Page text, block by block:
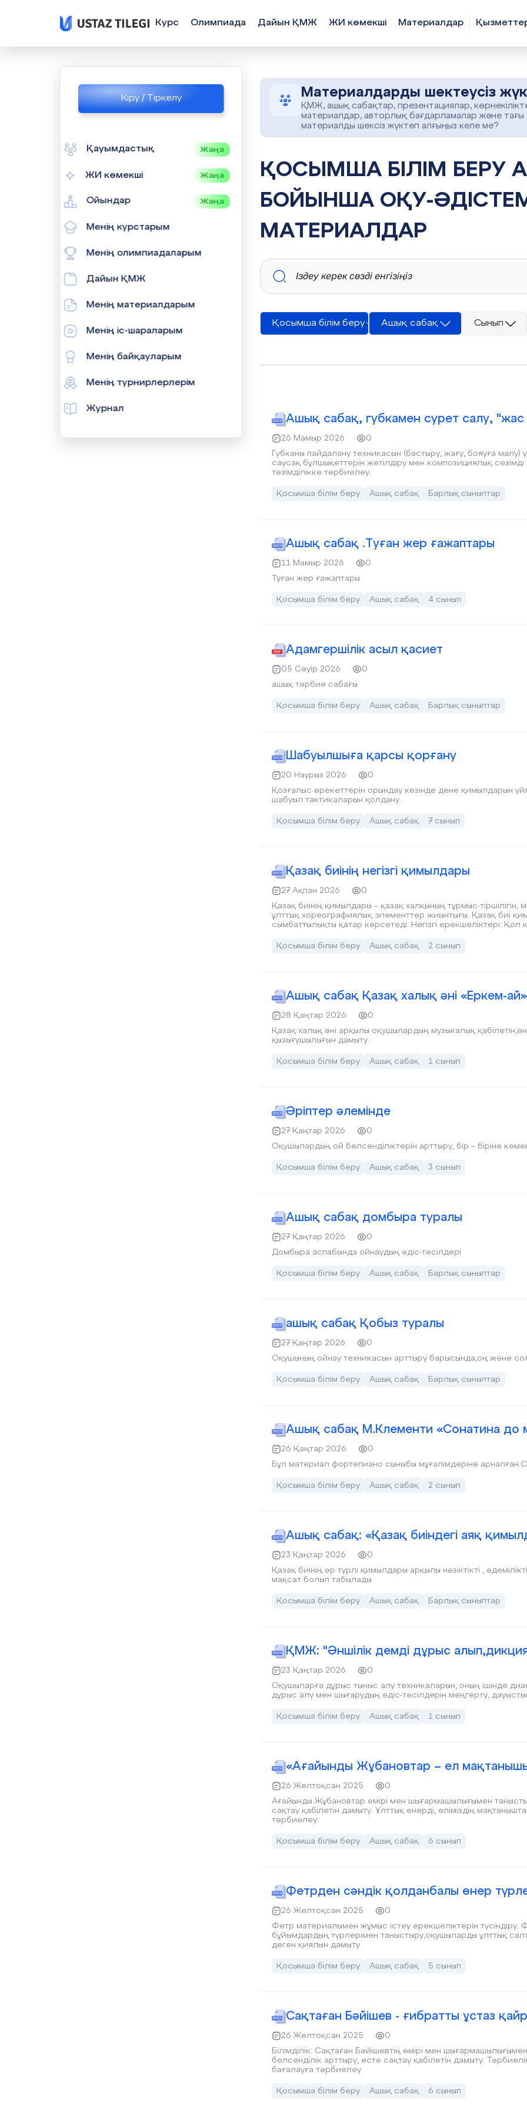
Кіру / Тіркелу
Қауымдастық Жаңа
ЖИ көмекші Жаңа
Ойындар Жаңа
Менің курстарым
Менің олимпиадаларым
Дайын ҚМЖ
Менің материалдарым
Менің іс-шараларым
Менің байқауларым
Менің турнирлерлерім
Журнал
Курс Олимпиада Дайын ҚМЖ ЖИ көмекші Материалдар
Материалдарды шектеусіз
ҚМЖ, ашық сабақтар, презентациялар,
материалдар, авторлық бағдарламалар және
материалды шексіз жүктеп алғыңыз келе ме?
ҚОСЫМША БІЛІМ БЕРУ АШЫҚ САБАҚ
БОЙЫНША ОҚУ-
МАТЕРИАЛДАР
Қосымша білім беру Ашық сабақ Сынып
Ашық сабақ, губкамен сурет салу, "жас
26 Мамыр 2026
0
Губканы пайдалану техникасын (бастыру, жағу, бояуға малу) үйрету. Қолдың ұсақ
саусақ бұлшықеттерін жетілдіру мен композициялық сезімді дамыту. Сурет салу барысында
төзімділікке тәрбиелеу.
Қосымша білім беру Ашық сабақ Барлық сыныптар
Ашық сабақ .Туған жер ғажаптары
11 Мамыр 2026
0
Туған жер ғажаптары
Қосымша білім беру Ашық сабақ 4 сынып
Адамгершілік асыл қасиет
05 Сәуір 2026
0
ашық тәрбие сабағы
Қосымша білім беру Ашық сабақ Барлық сыныптар
Шабуылшыға қарсы қорғану
20 Наурыз 2026
0
Қозғалыс әрекеттерін орындау кезінде дене қимылдарын
шабуыл тактикаларын қолдану.
Қосымша білім беру Ашық сабақ 7 сынып
Қазақ биінің негізгі қимылдары
27 Ақпан 2026
0
Қазақ биінің қимылдары – қазақ халқының тұрмыс-тіршілігін,
ұлттық хореографиялық элементтер жиынтығы. Қазақ биі
сымбаттылықты қатар көрсетеді. Негізгі ерекшеліктері:
Қосымша білім беру
Ашық сабақ 2 сынып
Ашық сабақ Қазақ халық әні «Еркем-ай»
28 Қаңтар 2026
0
Қазақ халық әні арқылы оқушылардың музыкалық қабілетін,ән айту мәдениетін және ұлттық өнерге деген
қызығушылығын дамыту.
Қосымша білім беру Ашық сабақ 1 сынып
Әріптер әлемінде
27 Қаңтар 2026
0
Қосымша білім беру Ашық сабақ 3 сынып
Ашық сабақ домбыра туралы
27 Қаңтар 2026
0
Домбыра аспабында ойнаудың әдіс-тәсілдері
Қосымша білім беру Ашық сабақ Барлық сыныптар
ашық сабақ Қобыз туралы
27 Қаңтар 2026
0
Оқушының ойнау техникасын арттыру барысында,оң және
Қосымша білім беру Ашық сабақ Барлық сыныптар
Ашық сабақ М.Клементи «Сонатина
26 Қаңтар 2026
0
Бұл материал фортепиано сыныбы мұғалімдеріне
Қосымша білім беру Ашық сабақ 2 сынып
Ашық сабақ: «Қазақ биіндегі аяқ
23 Қаңтар 2026
0
Қазақ биінің әр түрлі қимылдары арқылы нәзіктікті , әдемілікті көрсету арқылы би әлемің сезіну ең басты
мақсат болып табылады
Қосымша білім беру Ашық сабақ Барлық сыныптар
ҚМЖ: "Әншілік демді дұрыс
23 Қаңтар 2026
0
Оқушыларға дұрыс тыныс алу техникаларын, оның ішінде
дұрыс алу мен шығарудың әдіс-тәсілдерін меңгерту,
Қосымша білім беру Ашық сабақ 1 сынып
«Ағайынды Жұбановтар – ел
26 Желтоқсан 2025
0
Ағайынды Жұбановтар өмірі мен шығармашылығымен
сақтау қабілетін дамыту. Ұлттық өнерді, еліміздің мақтаныштарының үлгі - өнегелерін құрметтей білуге
тәрбиелеу.
Қосымша білім беру Ашық сабақ 6 сынып
Фетрден сәндік қолданбалы өнер
26 Желтоқсан 2025
0
Фетр материалымен жұмыс істеу ерекшеліктерін
бұйымдардың түрлерімен таныстыру,оқушыларды ұлттық
деген қиялын дамыту
Қосымша білім беру Ашық сабақ 5 сынып
Сақтаған Бәйішев - ғибратты ұстаз
26 Желтоқсан 2025
0
Білімділік: Сақтаған Бәйішевтің өмірі мен шығармашылығымен танысу; Дамытушылық:Шығармашылық
белсенділік арттыру, есте сақтау қабілетін дамыту.
бағалауға тәрбиелеу
Қосымша білім беру Ашық сабақ 6 сынып